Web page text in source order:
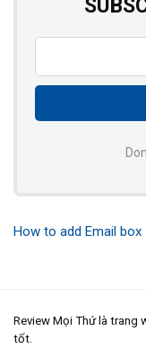
How to add Email box
Review Mọi Thứ là trang
tốt.